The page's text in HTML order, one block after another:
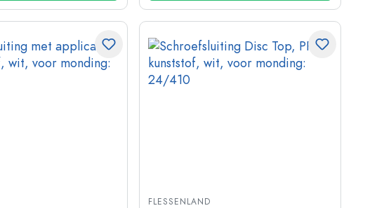
FLESSENLAND